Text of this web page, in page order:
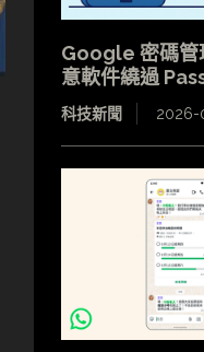
Google 密碼
意軟件繞過
科技新聞 2026-